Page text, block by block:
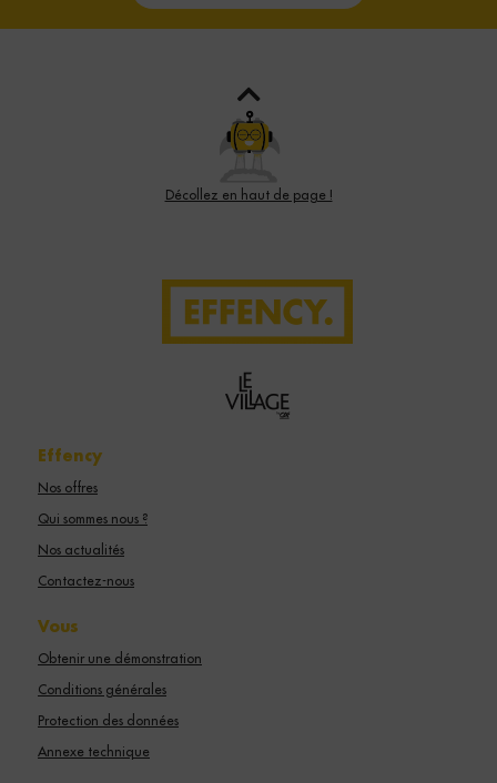
Décollez en haut de page !
Effency
Nos offres
Qui sommes nous ?
Nos actualités
Contactez-nous
Vous
Obtenir une démonstration
Conditions générales
Protection des données
Annexe technique